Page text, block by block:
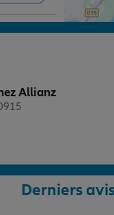
Allianz
Derniers